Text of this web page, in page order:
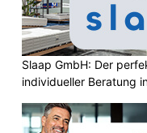
Slaap GmbH: Der
individueller Beratung